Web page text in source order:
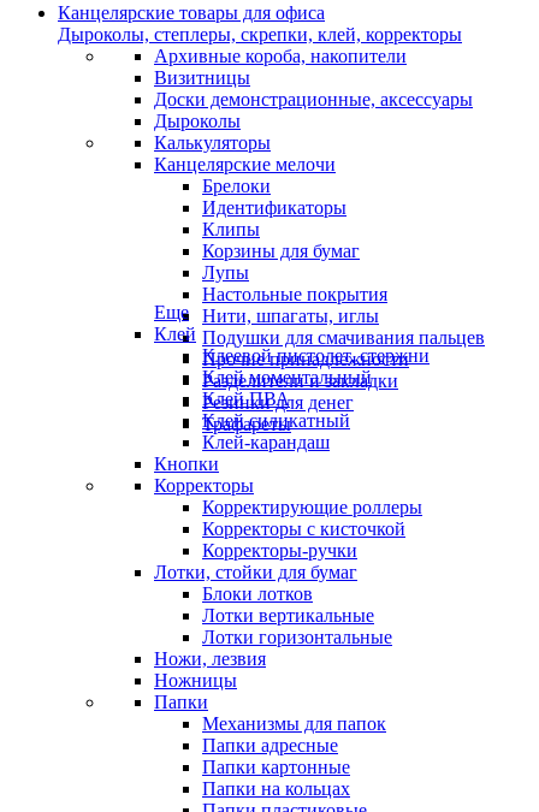
Канцелярские товары для офиса
Дыроколы, степлеры, скрепки, клей, корректоры
Архивные короба, накопители
Визитницы
Доски демонстрационные, аксессуары
Дыроколы
Калькуляторы
Канцелярские мелочи
Брелоки
Идентификаторы
Клипы
Корзины для бумаг
Лупы
Настольные покрытия
Нити, шпагаты, иглы
Подушки для смачивания пальцев
Прочие принадлежности
Разделители и закладки
Резинки для денег
Трафареты
Еще
Клей
Клеевой пистолет, стержни
Клей моментальный
Клей ПВА
Клей силикатный
Клей-карандаш
Кнопки
Корректоры
Корректирующие роллеры
Корректоры с кисточкой
Корректоры-ручки
Лотки, стойки для бумаг
Блоки лотков
Лотки вертикальные
Лотки горизонтальные
Ножи, лезвия
Ножницы
Папки
Механизмы для папок
Папки адресные
Папки картонные
Папки на кольцах